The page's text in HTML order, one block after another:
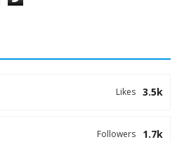
3.5k
Likes
1.7k
Followers